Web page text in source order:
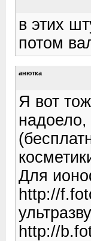
в этих
потом
анютка
Я вот
Для
http://
http://